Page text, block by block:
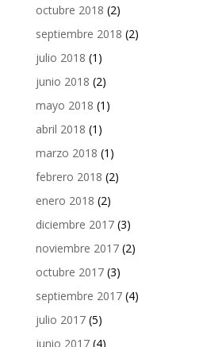
octubre 2018 (2)
septiembre 2018 (2)
julio 2018 (1)
junio 2018 (2)
mayo 2018 (1)
abril 2018 (1)
marzo 2018 (1)
febrero 2018 (2)
enero 2018 (2)
diciembre 2017(3)
noviembre 2017(2)
octubre 2017(3)
septiembre 2017(4)
julio 2017(5)
junio 2017(4)